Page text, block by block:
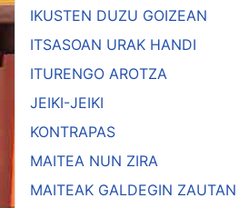
IKUSTEN DUZU GOIZEAN
ITSASOAN URAK HANDI
ITURENGO AROTZA
JEIKI-JEIKI
KONTRAPAS
MAITEA NUN ZIRA
MAITEAK GALDEGIN ZAUTAN